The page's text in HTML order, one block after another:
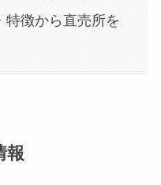
特徴から直売所を
報